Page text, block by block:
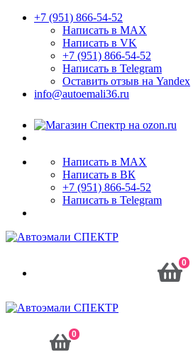
+7 (951) 866-54-52
Написать в MAX
Написать в VK
+7 (951) 866-54-52
Написать в Telegram
Оставить отзыв на Yandex
info@autoemali36.ru
Написать в MAX
Написать в ВК
+7 (951) 866-54-52
Написать в Telegram
0
0